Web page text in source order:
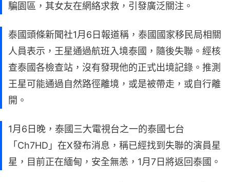
騙園區，其女友在網絡求救，引發廣泛關注。
泰國頭條新聞社1月6日報道稱，泰國國家移民局相關
人員表示，王星通過航班入境泰國，隨後失聯。經核
查泰國各檢查站，沒有發現他的正式出境記錄。推測
王星可能通過自然路徑離境，或是被帶走，或自行離
開。
1月6日晚，泰國三大電視台之一的泰國七台
「Ch7HD」在X發布消息，稱已經找到失聯的演員星
星，目前正在緬甸，安全無恙，1月7日將返回泰國。